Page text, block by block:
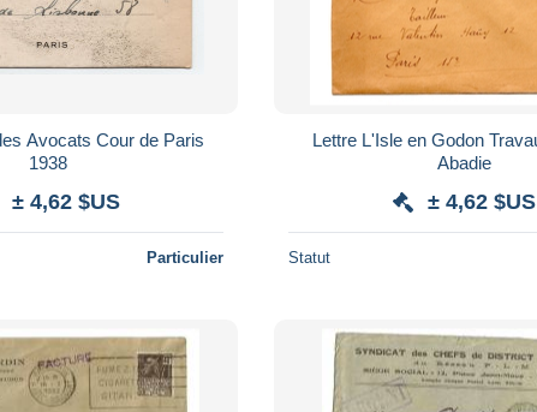
Avocats Cour de Paris
1938
± 4,62 $US
Particulier
Lettre L'Isle en Godon Travaux Publics
Abadie
± 4,62 $US
Statut